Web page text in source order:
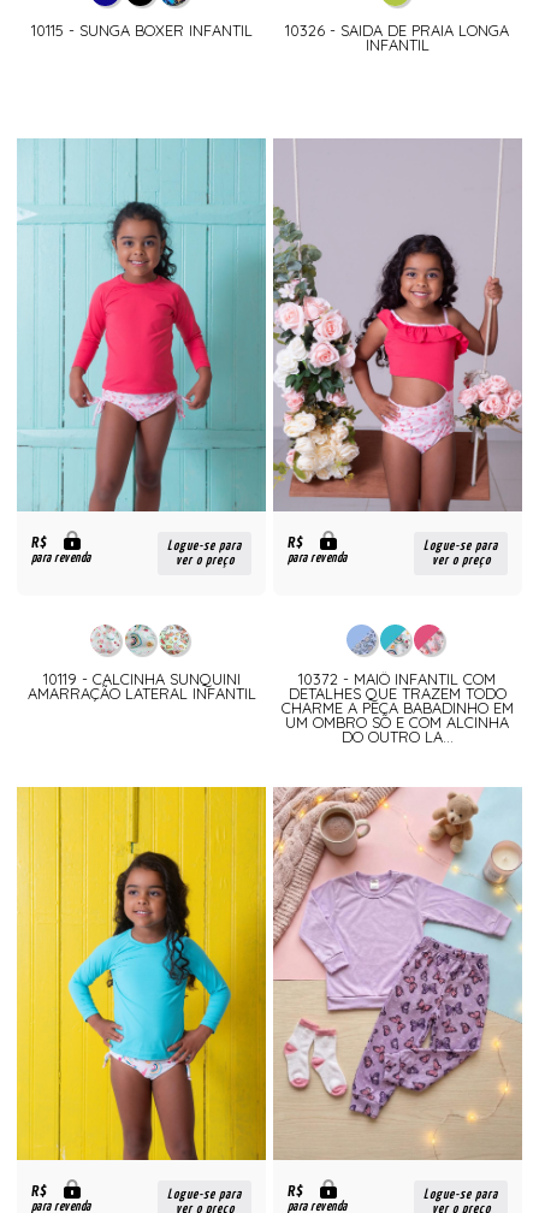
10115 - SUNGA BOXER INFANTIL 10326 - SAIDA DE PRAIA LONGA
INFANTIL
R$
para revenda
Logue-se para
ver o preço
10119 - CALCINHA SUNQUINI
AMARRAÇÃO LATERAL INFANTIL
R$
para revenda
Logue-se para
ver o preço
10372 - MAIÔ INFANTIL COM
DETALHES QUE TRAZEM TODO
CHARME A PEÇA BABADINHO EM
UM OMBRO SÓ E COM ALCINHA
DO OUTRO LA...
R$
para revenda
Logue-se para
ver o preço
R$
para revenda
Logue-se para
ver o preço